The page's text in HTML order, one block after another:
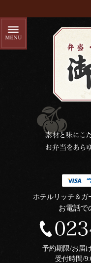
ホテルリッチ＆ガ
お電話で
予約期限/お届
受付時間/